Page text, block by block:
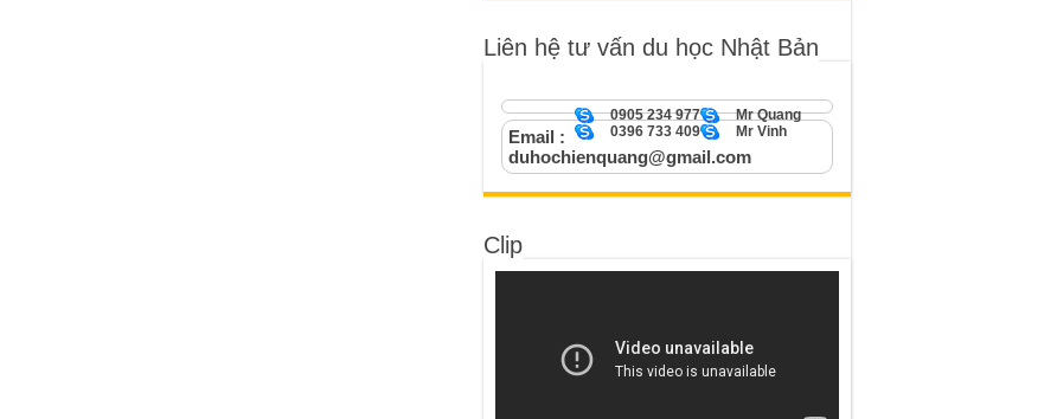
Liên hệ tư vấn du học Nhật Bản
Mr Quang
0905 234 977
Mr Vinh
0396 733 409
Email :
duhochienquang@gmail.com
Clip